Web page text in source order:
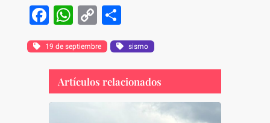
F
a
c
e
b
o
W
h
at
s
A
p
C
o
p
y
Li
n
S
h
ar
e
19 de septiembre sismo
Artículos relacionados